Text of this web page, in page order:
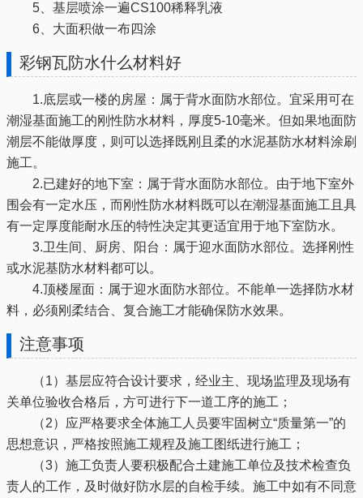
5、基层喷涂一遍CS100稀释乳液
6、大面积做一布四涂
彩钢瓦防水什么材料好
1.底层或一楼的房屋：属于背水面防水部位。宜采用可在
潮湿基面施工的刚性防水材料，厚度5-10毫米。但如果地面防
潮层不能做厚度，则可以选择既刚且柔的水泥基防水材料涂刷
施工。
2.已建好的地下室：属于背水面防水部位。由于地下室外
围会有一定水压，而刚性防水材料既可以在潮湿基面施工且具
有一定厚度能耐水压的特性决定其更适宜用于地下室防水。
3.卫生间、厨房、阳台：属于迎水面防水部位。选择刚性
或水泥基防水材料都可以。
4.顶楼屋面：属于迎水面防水部位。不能单一选择防水材
料，必须刚柔结合、复合施工才能确保防水效果。
注意事项
（1）基层应符合设计要求，经业主、现场监理及现场有
关单位验收合格后，方可进行下一道工序的施工；
（2）应严格要求全体施工人员要牢固树立“质量第一”的
思想意识，严格按照施工规程及施工图纸进行施工；
（3）施工负责人要积极配合土建施工单位及技术检查负
责人的工作，及时做好防水层的自检手续。施工中如有不同意